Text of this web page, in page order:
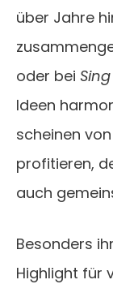
über Jahre
oder bei
Ideen
scheinen
profitieren,
auch
Besonders
Highlight für